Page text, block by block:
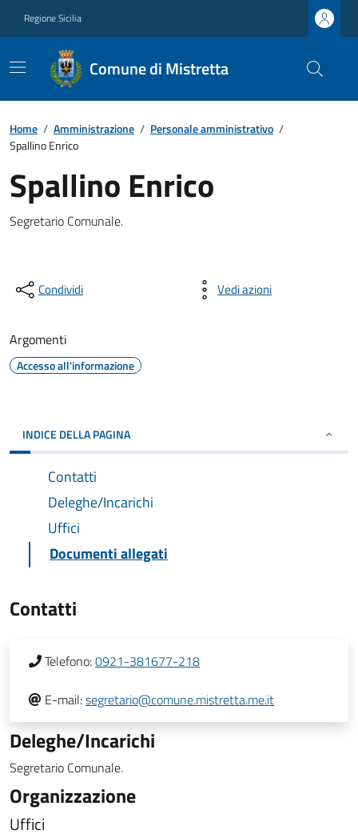
Regione Sicilia
Comune di Mistretta
Home / Amministrazione / Personale amministrativo /
Spallino Enrico
Spallino Enrico
Segretario Comunale.
Condividi Vedi azioni
Argomenti
Accesso all'informazione
INDICE DELLA PAGINA
Contatti
Deleghe/Incarichi
Uffici
Documenti allegati
Contatti
Telefono:0921-381677-218
E-mail:segretario@comune.mistretta.me.it
Deleghe/Incarichi
Segretario Comunale.
Organizzazione
Uffici